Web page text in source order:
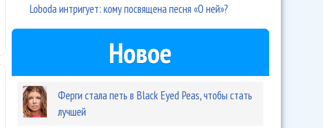
о Дима Билан и его музыканты попали в аварию
Loboda интригует: кому посвящена песня «О ней»?
Новое
Ферги стала петь в Black Eyed Peas, чтобы стать
лучшей